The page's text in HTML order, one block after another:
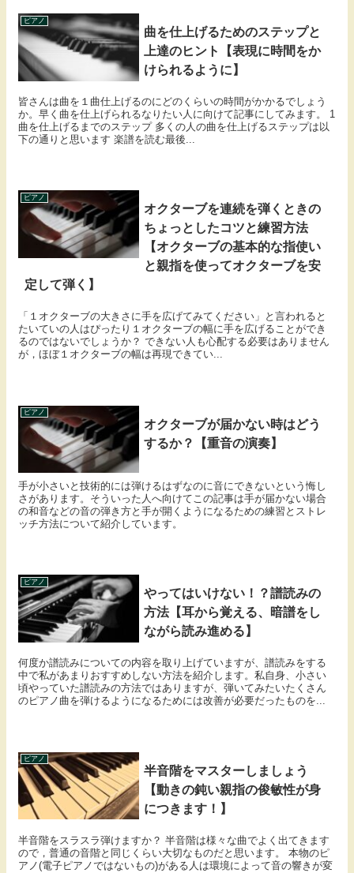
ピアノ
曲を仕上げるためのステップと
上達のヒント【表現に時間をか
けられるように】
皆さんは曲を１曲仕上げるのにどのくらいの時間がかかるでしょう
か。早く曲を仕上げられるなりたい人に向けて記事にしてみます。 1
曲を仕上げるまでのステップ 多くの人の曲を仕上げるステップは以
下の通りと思います 楽譜を読む最後...
ピアノ
オクターブを連続を弾くときの
ちょっとしたコツと練習方法
【オクターブの基本的な指使い
と親指を使ってオクターブを安
定して弾く】
「１オクターブの大きさに手を広げてみてください」と言われると
たいていの人はぴったり１オクターブの幅に手を広げることができ
るのではないでしょうか？ できない人も心配する必要はありません
が，ほぼ１オクターブの幅は再現できてい...
ピアノ
オクターブが届かない時はどう
するか？【重音の演奏】
手が小さいと技術的には弾けるはずなのに音にできないという悔し
さがあります。そういった人へ向けてこの記事は手が届かない場合
の和音などの音の弾き方と手が開くようになるための練習とストレ
ッチ方法について紹介しています。
ピアノ
やってはいけない！？譜読みの
方法【耳から覚える、暗譜をし
ながら読み進める】
何度か譜読みについての内容を取り上げていますが、譜読みをする
中で私があまりおすすめしない方法を紹介します。私自身、小さい
頃やっていた譜読みの方法ではありますが、弾いてみたいたくさん
のピアノ曲を弾けるようになるためには改善が必要だったものを...
ピアノ
半音階をマスターしましょう
【動きの鈍い親指の俊敏性が身
につきます！】
半音階をスラスラ弾けますか？ 半音階は様々な曲でよく出てきます
ので，普通の音階と同じくらい大切なものだと思います。 本物のピ
アノ(電子ピアノではないもの)がある人は環境によって音の響きが変